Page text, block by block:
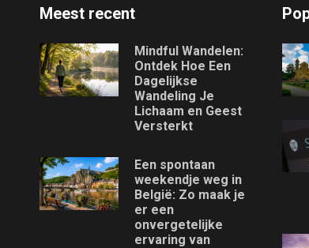
Meest recent
Mindful Wandelen:
Ontdek Hoe Een
Dagelijkse
Wandeling Je
Lichaam en Geest
Versterkt
Een spontaan
weekendje weg in
België: Zo maak je
er een
onvergetelijke
ervaring van